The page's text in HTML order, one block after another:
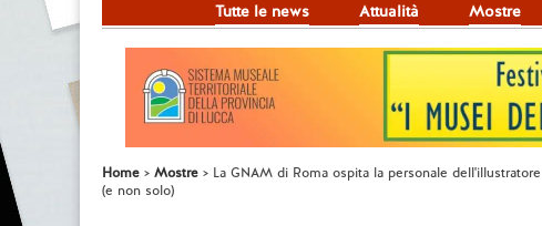
Tutte le news Attualità Mostre
Home Mostre
La GNAM di Roma ospita la personale
(e non solo)